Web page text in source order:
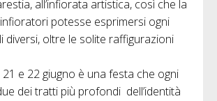
all’infiorata artistica, così che la
potesse esprimersi ogni
diversi, oltre le solite raffigurazioni
21 e 22 giugno è una festa che ogni
dei tratti più profondi dell’identità